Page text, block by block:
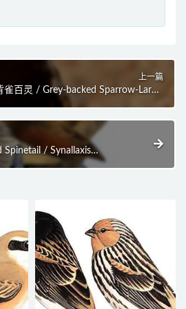
上一篇
雀百灵 / Grey-backed Sparrow-Lark /
/ Synallaxis